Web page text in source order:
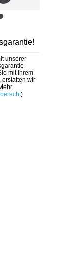
unserer
mit ihrem
erstatten wir
)